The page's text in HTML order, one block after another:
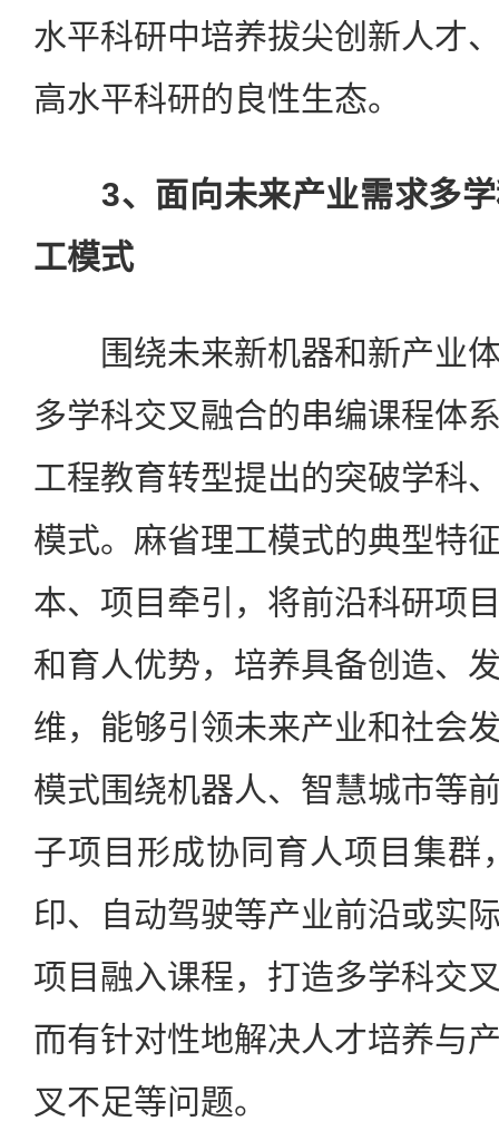
水平科研中培养拔尖创新人才
高水平科研的良性生态。
3、面向未来产业需求多
工模式
围绕未来新机器和新产业体
多学科交叉融合的串编课程体
工程教育转型提出的突破学科
模式。麻省理工模式的典型特
本、项目牵引，将前沿科研项
和育人优势，培养具备创造、
维，能够引领未来产业和社会
模式围绕机器人、智慧城市等
子项目形成协同育人项目集群
印、自动驾驶等产业前沿或实
项目融入课程，打造多学科交
而有针对性地解决人才培养与
叉不足等问题。